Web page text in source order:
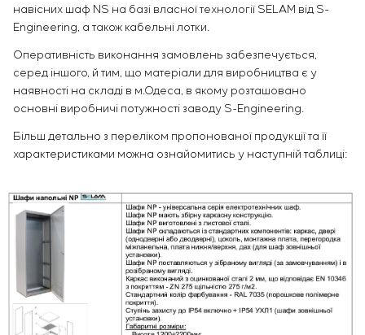
навісних шаф NS на базі власної технології SELAM від S-
Engineering, а також кабельні лотки.
Оперативність виконання замовлень забезпечується,
серед іншого, й тим, що матеріали для виробництва є у
наявності на складі в м.Одеса, в якому розташовано
основні виробничі потужності заводу S-Engineering.
Більш детально з переліком пропонованої продукції та її
характеристиками можна ознайомитись у наступній таблиці: